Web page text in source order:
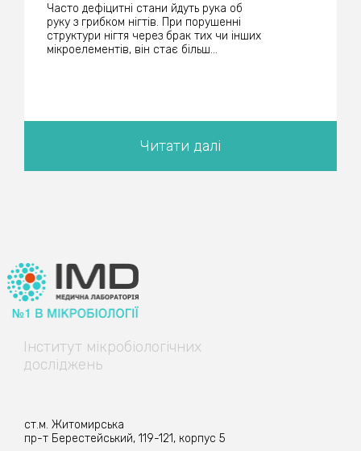
Часто дефіцитні стани йдуть рука об
руку з грибком нігтів. При порушенні
структури нігтя через брак тих чи інших
мікроелементів, він стає більш...
Читати далі
Інститут мікробіологічних
досліджень
ст.м. Житомирська
пр-т Берестейський, 119-121, корпус 5